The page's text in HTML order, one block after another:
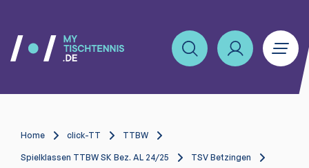
Home click-TT TTBW
Spielklassen TTBW SK Bez. AL 24/25
TSV Betzingen